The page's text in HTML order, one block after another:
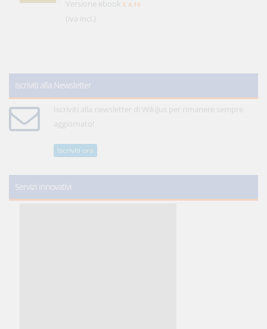
Versione ebook € 4,19
(iva incl.)
Iscriviti alla Newsletter
Iscriviti alla newsletter di WikiJus per rimanere sempre
aggiornato!
Iscriviti ora
Servizi innovativi